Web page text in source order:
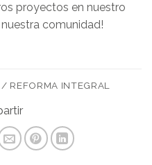
proyectos en nuestro
nuestra comunidad!
REFORMA INTEGRAL